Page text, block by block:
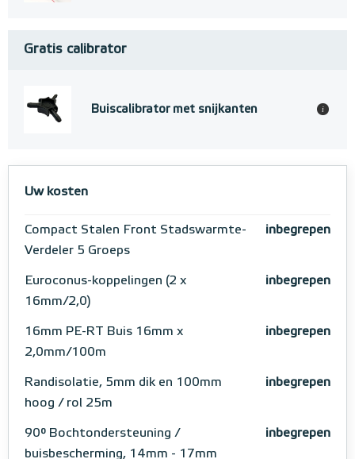
Gratis calibrator
Buiscalibrator met snijkanten i
Uw kosten
Compact Stalen Front Stadswarmte-
Verdeler 5 Groeps
inbegrepen
Euroconus-koppelingen (2 x
16mm/2,0)
inbegrepen
16mm PE-RT Buis 16mm x
2,0mm/100m
inbegrepen
Randisolatie, 5mm dik en 100mm
hoog / rol 25m
inbegrepen
90° Bochtondersteuning /
buisbescherming, 14mm - 17mm
inbegrepen